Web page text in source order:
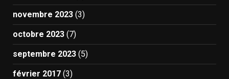
novembre 2023 (3)
octobre 2023 (7)
septembre 2023 (5)
février 2017 (3)